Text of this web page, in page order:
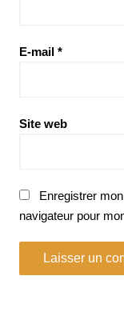
E-mail *
Site web
Enregistrer
navigateur pour